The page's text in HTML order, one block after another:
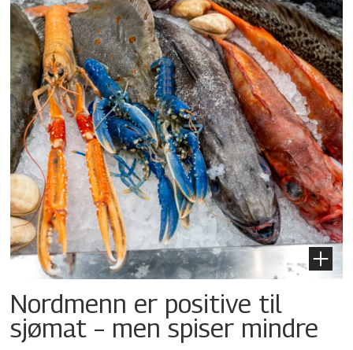
Nordmenn er positive til
sjømat – men spiser mindre